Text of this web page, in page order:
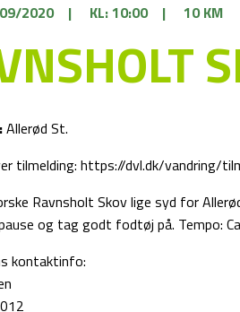
2020 | KL: 10:00 | 10 KM
Allerød St.
tilmelding: https://dvl.dk/vandring/
Ravnsholt Skov lige syd for
og tag godt fodtøj på. Tempo:
kontaktinfo: